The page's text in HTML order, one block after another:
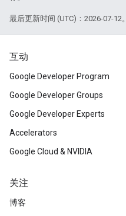
最后更新时间 (UTC)：2026-07-12。
互动
Google Developer Program
Google Developer Groups
Google Developer Experts
Accelerators
Google Cloud & NVIDIA
关注
博客